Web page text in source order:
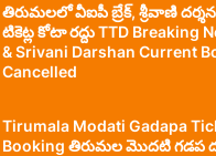
తిరుమలలో వీఐపీ బ్రేక్, శ్రీవాణి దర్శన
టికెట్ల కోటా రద్దు TTD Breaking
& Srivani Darshan Current
Cancelled
Tirumala Modati Gadapa
Booking తిరుమల మొదటి గడప